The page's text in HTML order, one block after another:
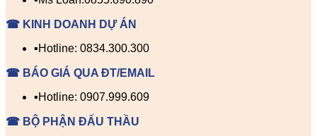
☎ KINH DOANH DỰ ÁN
▪️Hotline: 0834.300.300
☎ BÁO GIÁ QUA ĐT/EMAIL
▪️Hotline: 0907.999.609
☎ BỘ PHẬN ĐẤU THẦU